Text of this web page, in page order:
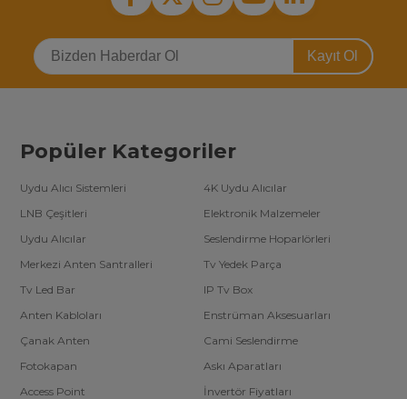
Kayıt Ol
Popüler Kategoriler
Uydu Alıcı Sistemleri
4K Uydu Alıcılar
LNB Çeşitleri
Elektronik Malzemeler
Uydu Alıcılar
Seslendirme Hoparlörleri
Merkezi Anten Santralleri
Tv Yedek Parça
Tv Led Bar
IP Tv Box
Anten Kabloları
Enstrüman Aksesuarları
Çanak Anten
Cami Seslendirme
Fotokapan
Askı Aparatları
Access Point
İnvertör Fiyatları